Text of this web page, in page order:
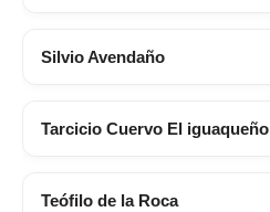
Silvio Avendaño
Tarcicio Cuervo El iguaqueño
Teófilo de la Roca